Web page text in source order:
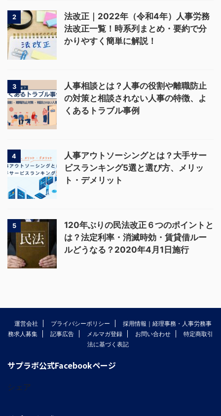
2
法改正｜2022年（令和4年）人事労務
法改正一覧！時系列まとめ・要約で分
かりやすく簡単に解説！
3
人事相談とは？人事の役割や離職防止
の対策と相談されない人事の特徴、よ
くあるトラブル事例
4
人事アウトソーシングとは？大手サー
ビスランキング5選と選び方、メリッ
ト・デメリット
5
120年ぶりの民法改正６つのポイントと
は？法定利率・消滅時効・賃貸借ルー
ルどうなる？2020年4月1日施行
運営会社 プライバシーポリシー
採用情報｜経理事務・人事労務事
務求人募集
記事広告 メルマガ登録 お問い合わせ
特定商取引
法に基づく表記
サプラボ公式Facebookページ
シェア